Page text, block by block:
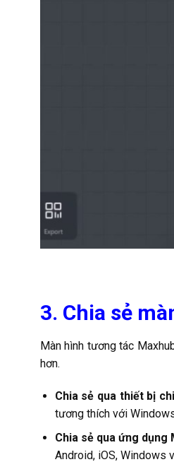
3. Chia sẻ
Màn hình tương tác
hơn.
Chia sẻ qua thiết bị
tương thích với
Chia sẻ qua ứng dụng
Android, iOS, Windows